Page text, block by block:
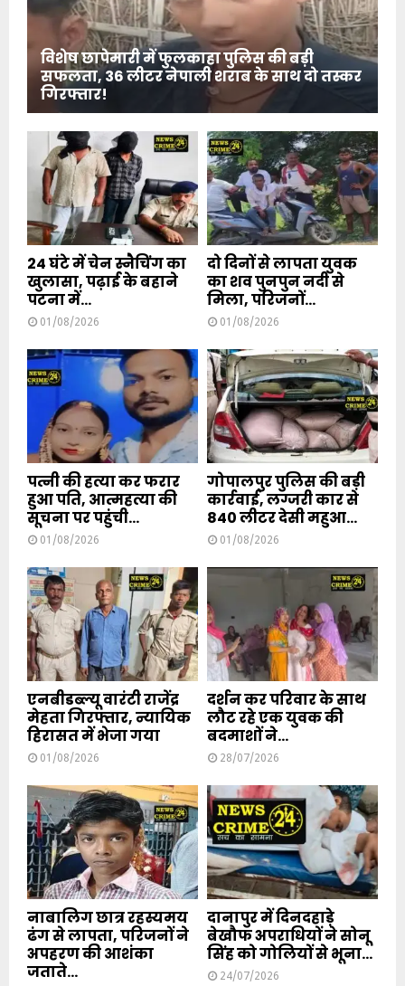
विशेष छापेमारी में फुलकाहा पुलिस की बड़ी
सफलता, 36 लीटर नेपाली शराब के साथ दो तस्कर
गिरफ्तार!
24 घंटे में चेन स्नैचिंग का
खुलासा, पढ़ाई के बहाने
पटना में...
01/08/2026
दो दिनों से लापता युवक
का शव पुनपुन नदी से
मिला, परिजनों...
01/08/2026
पत्नी की हत्या कर फरार
हुआ पति, आत्महत्या की
सूचना पर पहुंची...
01/08/2026
गोपालपुर पुलिस की बड़ी
कार्रवाई, लग्जरी कार से
840 लीटर देसी महुआ...
01/08/2026
एनबीडब्ल्यू वारंटी राजेंद्र
मेहता गिरफ्तार, न्यायिक
हिरासत में भेजा गया
01/08/2026
दर्शन कर परिवार के साथ
लौट रहे एक युवक की
बदमाशों ने...
28/07/2026
नाबालिग छात्र रहस्यमय
ढंग से लापता, परिजनों ने
अपहरण की आशंका
जताते...
दानापुर में दिनदहाड़े
बेखौफ अपराधियों ने सोनू
सिंह को गोलियों से भूना...
24/07/2026